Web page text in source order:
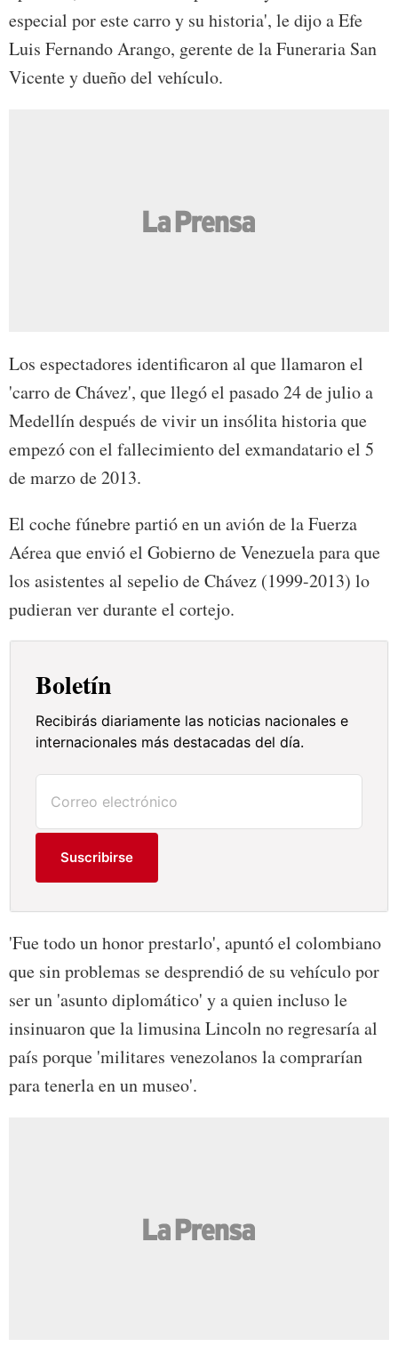
especial por este carro y su historia', le dijo a Efe
Luis Fernando Arango, gerente de la Funeraria San
Vicente y dueño del vehículo.
Los espectadores identificaron al que llamaron el
'carro de Chávez', que llegó el pasado 24 de julio a
Medellín después de vivir un insólita historia que
empezó con el fallecimiento del exmandatario el 5
de marzo de 2013.
El coche fúnebre partió en un avión de la Fuerza
Aérea que envió el Gobierno de Venezuela para que
los asistentes al sepelio de Chávez (1999-2013) lo
pudieran ver durante el cortejo.
Boletín
Recibirás diariamente las noticias nacionales e
internacionales más destacadas del día.
Suscribirse
'Fue todo un honor prestarlo', apuntó el colombiano
que sin problemas se desprendió de su vehículo por
ser un 'asunto diplomático' y a quien incluso le
insinuaron que la limusina Lincoln no regresaría al
país porque 'militares venezolanos la comprarían
para tenerla en un museo'.